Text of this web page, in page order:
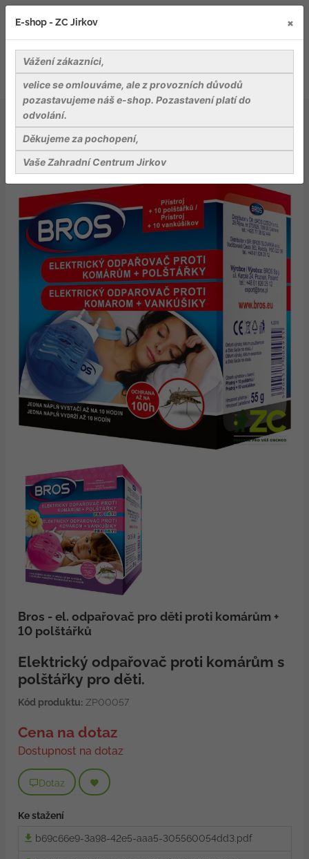
Nářadí a pomůcky
Bros - el. odpařovač pro děti proti komárům + 10
polštářků
Bros - el. odpařovač pro děti proti komárům +
10 polštářků
Elektrický odpařovač proti komárům s
polštářky pro děti.
Kód produktu:ZP00057
Cena na dotaz
Dostupnost na dotaz
Dotaz
Ke stažení
b69c66e9-3a98-42e5-aaa5-305560054dd3.pdf
E-shop - ZC Jirkov ×
Vážení zákazníci,
velice se omlouváme, ale z provozních důvodů
pozastavujeme náš e-shop. Pozastavení platí do
odvolání.
Děkujeme za pochopení,
Vaše Zahradní Centrum Jirkov